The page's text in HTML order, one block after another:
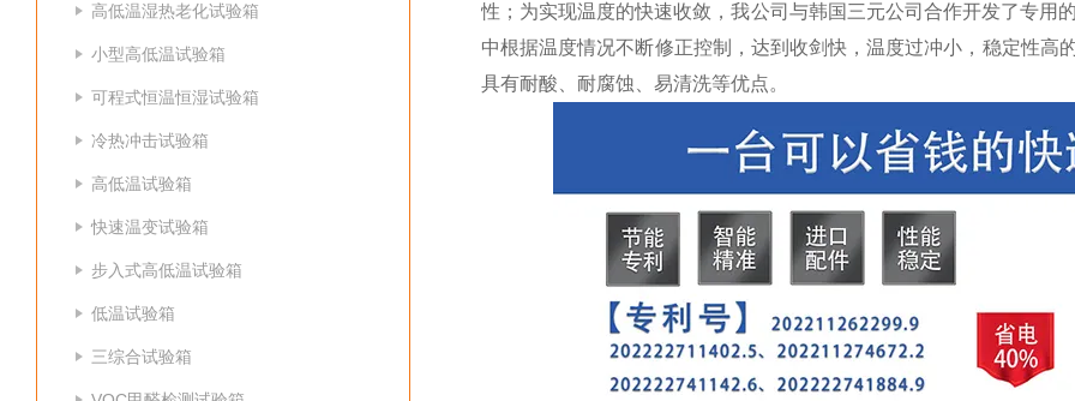
高低温湿热老化试验箱
小型高低温试验箱
可程式恒温恒湿试验箱
冷热冲击试验箱
高低温试验箱
快速温变试验箱
步入式高低温试验箱
低温试验箱
三综合试验箱
性；为实现温度的快速收敛，我公司与韩国三元公司合作开发了专用
中根据温度情况不断修正控制，达到收剑快，温度过冲小，稳定性
具有耐酸、耐腐蚀、易清洗等优点。